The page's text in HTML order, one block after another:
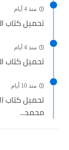
منذ 4 أيام
تحميل كتاب
منذ 4 أيام
تحميل كتاب
منذ 10 أيام
تحميل كتاب
محمد...